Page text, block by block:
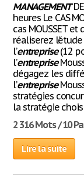
MANAGEMENT
heures Le CAS
cas MOUSSET
réaliserez
l’entreprise(12
l’entreprise
dégagez les
l’entreprise
stratégies
la stratégie
2 316 Mots / 10
Lire la suite